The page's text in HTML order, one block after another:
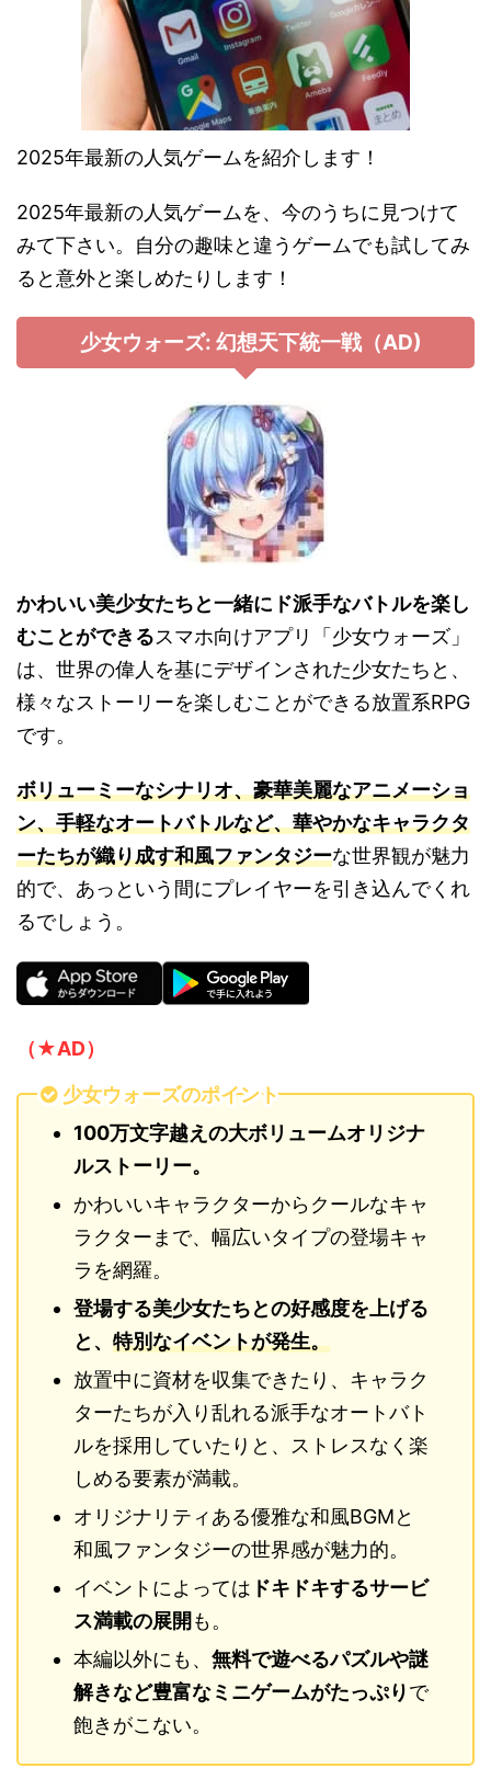
2025年最新の人気ゲームを紹介します！
2025年最新の人気ゲームを、今のうちに見つけて
みて下さい。自分の趣味と違うゲームでも試してみ
ると意外と楽しめたりします！
少女ウォーズ: 幻想天下統一戦（AD)
かわいい美少女たちと一緒にド派手なバトルを楽し
むことができるスマホ向けアプリ「少女ウォーズ」
は、世界の偉人を基にデザインされた少女たちと、
様々なストーリーを楽しむことができる放置系RPG
です。
ボリューミーなシナリオ、豪華美麗なアニメーショ
ン、手軽なオートバトルなど、華やかなキャラクタ
ーたちが織り成す和風ファンタジーな世界観が魅力
的で、あっという間にプレイヤーを引き込んでくれ
るでしょう。
（★AD）
少女ウォーズのポイント
100万文字越えの大ボリュームオリジナ
ルストーリー。
かわいいキャラクターからクールなキャ
ラクターまで、幅広いタイプの登場キャ
ラを網羅。
登場する美少女たちとの好感度を上げる
と、 特別なイベントが発生。
放置中に資材を収集できたり、キャラク
ターたちが入り乱れる派手なオートバト
ルを採用していたりと、ストレスなく楽
しめる要素が満載。
オリジナリティある優雅な和風BGMと
和風ファンタジーの世界感が魅力的。
イベントによっては ドキドキするサービ
ス満載の展開 も。
本編以外にも、 無料で遊べるパズルや謎
解きなど豊富なミニゲームがたっぷりで
飽きがこない。